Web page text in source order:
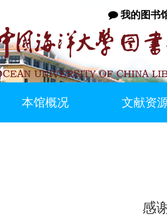
我的图书
本馆概况 文献资
感